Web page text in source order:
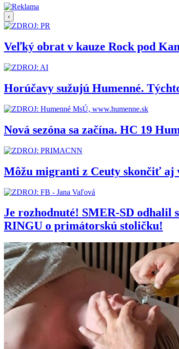
‹
Veľký obrat v kauze Rock pod
Horúčavy sužujú Humenné.
Nová sezóna sa začína. HC 19
Môžu migranti z Ceuty skončiť aj
Je rozhodnuté! SMER-SD
RINGU o primátorskú stoličku!